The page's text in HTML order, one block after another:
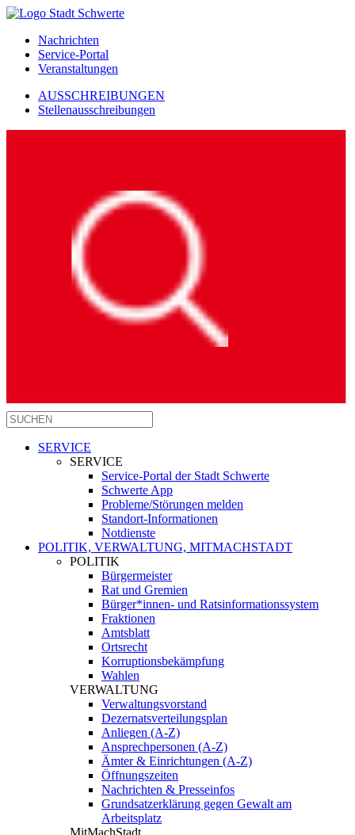
Nachrichten
Service-Portal
Veranstaltungen
AUSSCHREIBUNGEN
Stellenausschreibungen
SERVICE
SERVICE
Service-Portal der Stadt Schwerte
Schwerte App
Probleme/Störungen melden
Standort-Informationen
Notdienste
POLITIK, VERWALTUNG, MITMACHSTADT
POLITIK
Bürgermeister
Rat und Gremien
Bürger*innen- und Ratsinformationssystem
Fraktionen
Amtsblatt
Ortsrecht
Korruptionsbekämpfung
Wahlen
VERWALTUNG
Verwaltungsvorstand
Dezernatsverteilungsplan
Anliegen (A-Z)
Ansprechpersonen (A-Z)
Ämter & Einrichtungen (A-Z)
Öffnungszeiten
Nachrichten & Presseinfos
Grundsatzerklärung gegen Gewalt am
Arbeitsplatz